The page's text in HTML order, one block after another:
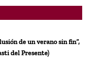
de un verano sin fin”,
del Presente)